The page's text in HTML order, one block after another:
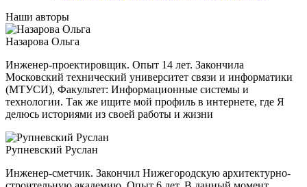
Наши авторы
Назарова Ольга
Инженер-проектировщик. Опыт 14 лет. Закончила
Московский технический университет связи и информатики
(МТУСИ), Факультет: Информационные системы и
технологии. Так же ищите мой профиль в интернете, где Я
делюсь историями из своей работы и жизни
Рупневский Руслан
Инженер-сметчик. Закончил Нижегородскую архитектурно-